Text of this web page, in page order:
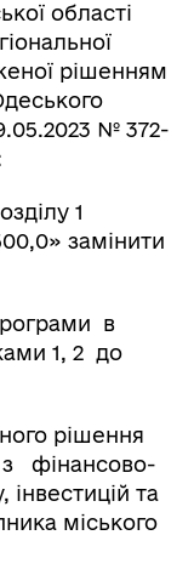
області
рішенням
№ 372-
1
замінити
в
1, 2 до
рішення
з фінансово-
та
міського